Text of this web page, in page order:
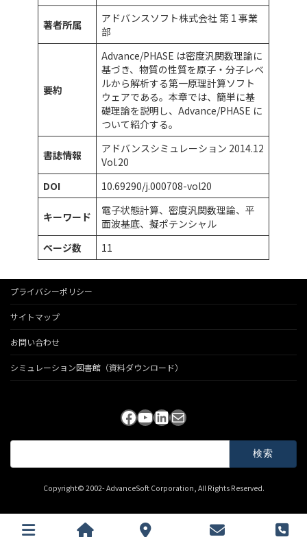
著者所属
アドバンスソフト株式会社 第 1 事業
部
要約
Advance/PHASE は密度汎関数理論に
基づき、物質の性質を原子・分子レベ
ルから解析する第一原理計算ソフト
ウェアである。本章では、簡単に基
礎理論を説明し、Advance/PHASE に
ついて紹介する。
書誌情報
アドバンスシミュレーション 2014.12
Vol.20
DOI
10.69290/j.000708-vol20
キーワード
電子状態計算、密度汎関数理論、平
面波基底、擬ポテンシャル
ページ数
11
プライバシーポリシー
サイトマップ
お問い合わせ
シミュレーション図書館（資料ダウンロード）
Facebook
YouTube
LinkedIn
メール
検
Copyright© 2002- AdvanceSoft Corporation, All Rights Reserved.